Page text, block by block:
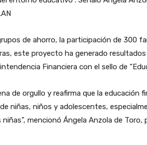
de ahorro, la participación de 300
este proyecto ha generado
Financiera con el sello de
de orgullo y reafirma que la educación
niñas, niños y adolescentes,
mencionó Ángela Anzola de Toro,